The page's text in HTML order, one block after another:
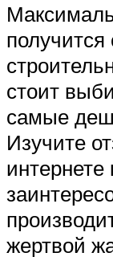
стоит
самые
Изучите
интернете
жертвой